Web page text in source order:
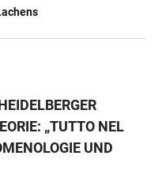
„TUTTO NEL
UND